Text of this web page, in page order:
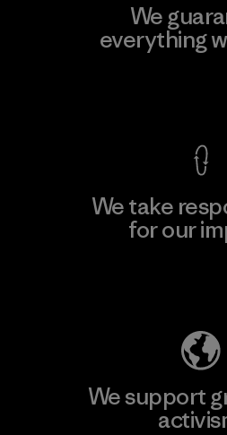
We
everything
We take
for our
We support